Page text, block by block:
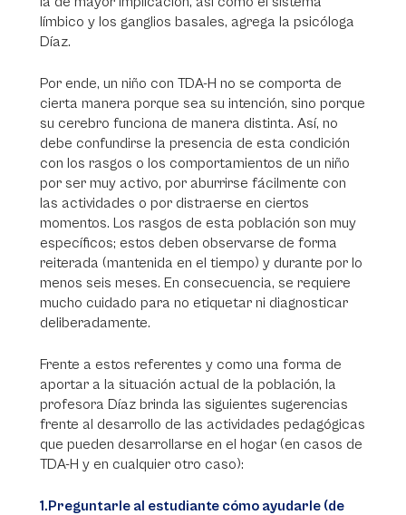
límbico y los ganglios basales, agrega la psicóloga
Díaz.
Por ende, un niño con TDA-H no se comporta de
cierta manera porque sea su intención, sino porque
su cerebro funciona de manera distinta. Así, no
debe confundirse la presencia de esta condición
con los rasgos o los comportamientos de un niño
por ser muy activo, por aburrirse fácilmente con
las actividades o por distraerse en ciertos
momentos. Los rasgos de esta población son muy
específicos; estos deben observarse de forma
reiterada (mantenida en el tiempo) y durante por lo
menos seis meses. En consecuencia, se requiere
mucho cuidado para no etiquetar ni diagnosticar
deliberadamente.
Frente a estos referentes y como una forma de
aportar a la situación actual de la población, la
profesora Díaz brinda las siguientes sugerencias
frente al desarrollo de las actividades pedagógicas
que pueden desarrollarse en el hogar (en casos de
TDA-H y en cualquier otro caso):
1.Preguntarle al estudiante cómo ayudarle (de